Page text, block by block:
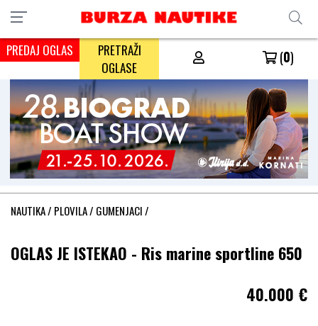
PREDAJ OGLAS
PRETRAŽI
OGLASE
(0)
NAUTIKA/ PLOVILA/ GUMENJACI/
OGLAS JE ISTEKAO - Ris marine sportline 650
40.000 €